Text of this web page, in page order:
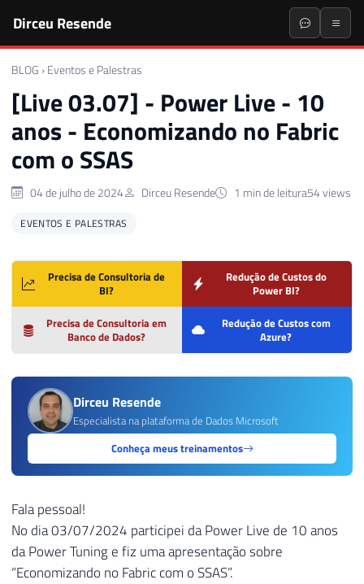
Dirceu Resende
BLOG › Eventos e Palestras
[Live 03.07] - Power Live - 10
anos - Economizando no Fabric
com o SSAS
04 de julho de 2024 Dirceu Resende 1 min de leitura54 views
EVENTOS E PALESTRAS
Precisa de Consultoria de
BI?
Redução de Custos do
Power BI?
Precisa de Consultoria em
Banco de Dados?
Redução de Custos com
Azure?
Dirceu Resende
Especialista na plataforma de Dados Microsoft
Conheça meus treinamentos
Fala pessoal!
No dia 03/07/2024 participei da Power Live de 10 anos
da Power Tuning e fiz uma apresentação sobre
“Economizando no Fabric com o SSAS”.